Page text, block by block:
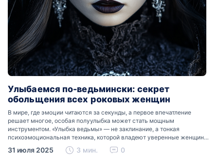
Улыбаемся по-ведьмински: секрет
обольщения всех роковых женщин
В мире, где эмоции читаются за секунды, а первое впечатление
решает многое, особая полуулыбка может стать мощным
инструментом. «Улыбка ведьмы» — не заклинание, а тонкая
психоэмоциональная техника, которой владеют уверенные женщины.
Она манит, интригует, сбивает с толку. Что стоит за этим…
31 июля 2025 3 мин. 0